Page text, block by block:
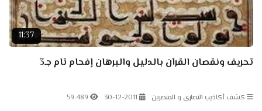
11:37
تحريف ونقصان القرآن بالدليل والبرهان إفحام تام جـ3
كشف أكاذيب النصارى و المنصرين 30-12-2011
59.489